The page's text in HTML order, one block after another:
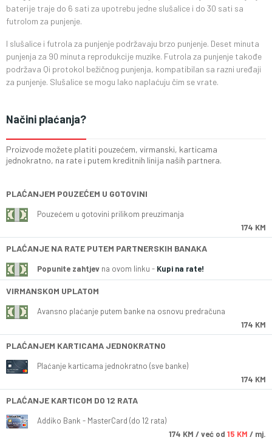
baterije traje do 6 sati za upotrebu jedne slušalice i do 30 sati sa
futrolom za punjenje.
I slušalice i futrola za punjenje podržavaju brzo punjenje. Deset minuta
punjenja za 90 minuta reprodukcije muzike. Futrola za punjenje takođe
podržava Qi protokol bežičnog punjenja, kompatibilan sa razni uređaji
za punjenje. Slušalice se mogu lako naplaćuju čim se vrate.
Načini plaćanja?
Proizvode možete platiti pouzećem, virmanski, karticama
jednokratno, na rate i putem kreditnih linija naših partnera.
PLAĆANJEM POUZEĆEM U GOTOVINI
Pouzećem u gotovini prilikom preuzimanja
174 KM
PLAĆANJE NA RATE PUTEM PARTNERSKIH BANAKA
Popunite zahtjev na ovom linku - Kupi na rate!
VIRMANSKOM UPLATOM
Avansno plaćanje putem banke na osnovu predračuna
174 KM
PLAĆANJEM KARTICAMA JEDNOKRATNO
Plaćanje karticama jednokratno (sve banke)
174 KM
PLAĆANJE KARTICOM DO 12 RATA
Addiko Bank - MasterCard (do 12 rata)
174 KM / već od 15 KM / mj.